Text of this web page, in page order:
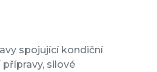
spojující kondiční
silové